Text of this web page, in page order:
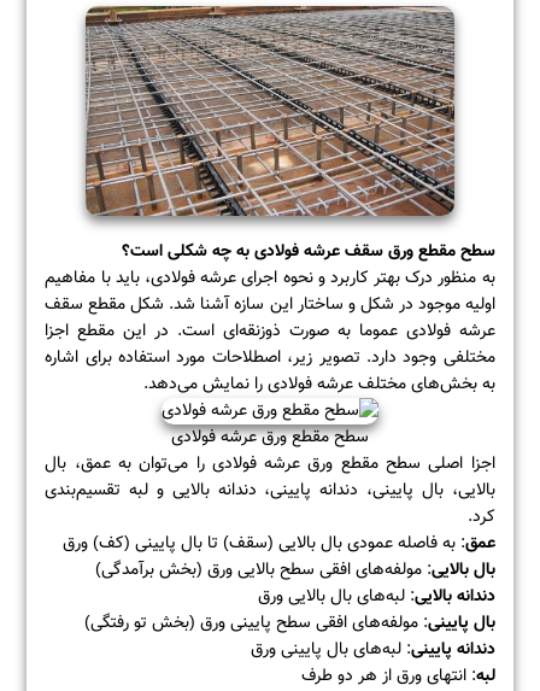
عرشه
فولادی
چیست؟
(قسمت
دوم)
سطح مقطع ورق سقف عرشه فولادی به چه شکلی است؟
به منظور درک بهتر کاربرد و نحوه اجرای عرشه فولادی، باید با مفاهیم
اولیه موجود در شکل و ساختار این سازه آشنا شد. شکل مقطع سقف
عرشه فولادی عموما به صورت ذوزنقه‌ای است. در این مقطع اجزا
مختلفی وجود دارد. تصویر زیر، اصطلاحات مورد استفاده برای اشاره
به بخش‌های مختلف عرشه فولادی را نمایش می‌دهد.
سطح مقطع ورق عرشه فولادی
اجزا اصلی سطح مقطع ورق عرشه فولادی را می‌توان به عمق، بال
بالایی، بال پایینی، دندانه پایینی، دندانه بالایی و لبه تقسیم‌بندی
کرد.
عمق: به فاصله عمودی بال بالایی (سقف) تا بال پایینی (کف) ورق
بال بالایی: مولفه‌های افقی سطح بالایی ورق (بخش برآمدگی)
دندانه بالایی: لبه‌های بال بالایی ورق
بال پایینی: مولفه‌های افقی سطح پایینی ورق (بخش تو رفتگی)
دندانه پایینی: لبه‌های بال پایینی ورق
لبه: انتهای ورق از هر دو طرف